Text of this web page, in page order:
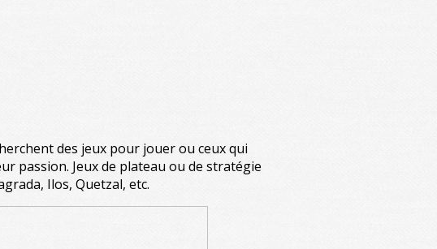
des jeux pour jouer ou ceux qui
passion. Jeux de plateau ou de stratégie
Ilos, Quetzal, etc.